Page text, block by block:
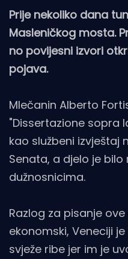
Prije nekoliko dana
Masleničkog mosta.
no povijesni izvori
pojava.
Mlečanin Alberto
"Dissertazione sopra
kao službeni izvještaj
Senata, a djelo je
dužnosnicima.
Razlog za pisanje
ekonomski, Veneciji
svježe ribe jer im je